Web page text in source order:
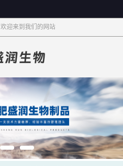
欢迎来到我们的网站